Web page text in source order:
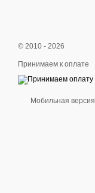
© 2010 - 2026
Принимаем к оплате
Мобильная версия